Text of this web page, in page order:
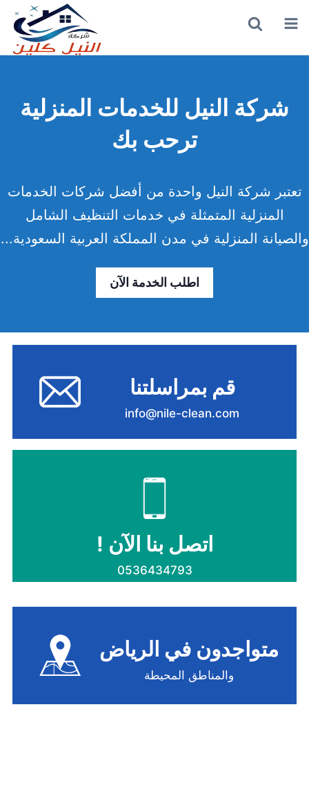
القائمة
شركة النيل للخدمات المنزلية
ترحب بك
تعتبر شركة النيل واحدة من أفضل شركات الخدمات
المنزلية المتمثلة في خدمات التنظيف الشامل
والصيانة المنزلية في مدن المملكة العربية السعودية...
اطلب الخدمة الآن
قم بمراسلتنا
info@nile-clean.com
اتصل بنا الآن !
0536434793
متواجدون في الرياض
والمناطق المحيطة